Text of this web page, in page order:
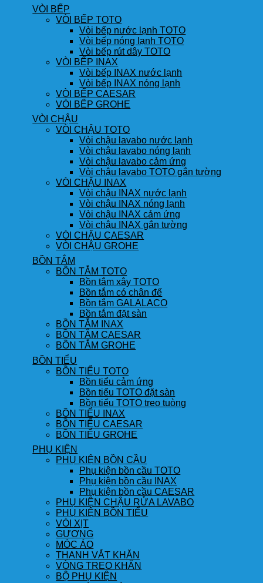
VÒI BẾP
VÒI BẾP TOTO
Vòi bếp nước lạnh TOTO
Vòi bếp nóng lạnh TOTO
Vòi bếp rút dây TOTO
VÒI BẾP INAX
Vòi bếp INAX nước lạnh
Vòi bếp INAX nóng lạnh
VÒI BẾP CAESAR
VÒI BẾP GROHE
VÒI CHẬU
VÒI CHẬU TOTO
Vòi chậu lavabo nước lạnh
Vòi chậu lavabo nóng lạnh
Vòi chậu lavabo cảm ứng
Vòi chậu lavabo TOTO gắn tường
VÒI CHẬU INAX
Vòi chậu INAX nước lạnh
Vòi chậu INAX nóng lạnh
Vòi chậu INAX cảm ứng
Vòi chậu INAX gắn tường
VÒI CHẬU CAESAR
VÒI CHẬU GROHE
BỒN TẮM
BỒN TẮM TOTO
Bồn tắm xây TOTO
Bồn tắm có chân đế
Bồn tắm GALALACO
Bồn tắm đặt sàn
BỒN TẮM INAX
BỒN TẮM CAESAR
BỒN TẮM GROHE
BỒN TIỂU
BỒN TIỂU TOTO
Bồn tiểu cảm ứng
Bồn tiểu TOTO đặt sàn
Bồn tiểu TOTO treo tuòng
BỒN TIỂU INAX
BỒN TIỂU CAESAR
BỒN TIỂU GROHE
PHỤ KIỆN
PHỤ KIỆN BỒN CẦU
Phụ kiện bồn cầu TOTO
Phụ kiện bồn cầu INAX
Phụ kiện bồn cầu CAESAR
PHỤ KIỆN CHẬU RỬA LAVABO
PHỤ KIỆN BỒN TIỂU
VÒI XỊT
GƯƠNG
MÓC ÁO
THANH VẮT KHĂN
VÒNG TREO KHĂN
BỘ PHỤ KIỆN